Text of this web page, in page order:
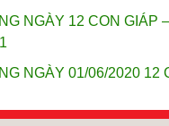
NGÀY 12 CON GIÁP
NGÀY 01/06/2020 12